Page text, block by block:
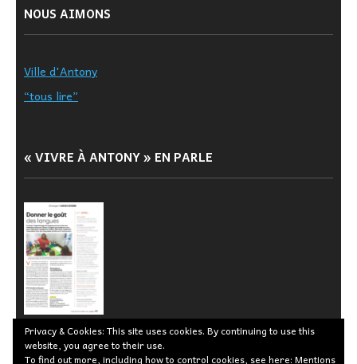
NOUS AIMONS
Ville d'Antony
“tous lire”
« VIVRE À ANTONY » EN PARLE
Privacy & Cookies: This site uses cookies. By continuing to use this
website, you agree to their use.
To find out more, including how to control cookies, see here: Mentions